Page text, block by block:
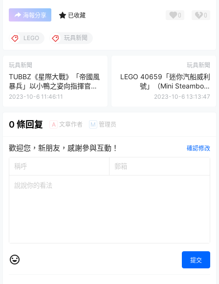
海報分享 已收藏 0 0
LEGO 玩具新聞
玩具新聞
TUBBZ《星際大戰》「帝國風
暴兵」以小鴨之姿向指揮官報
到、入浴安全已確認！
2023-10-6 11:46:11
玩具新聞
LEGO 40659「迷你汽船威利
號」（Mini Steamboat
Willie）經典汽船縮小後再次入
2023-10-6 13:13:47
0 條回复 A 文章作者 M 管理员
歡迎您，新朋友，感謝參與互動！ 確認修改
提交